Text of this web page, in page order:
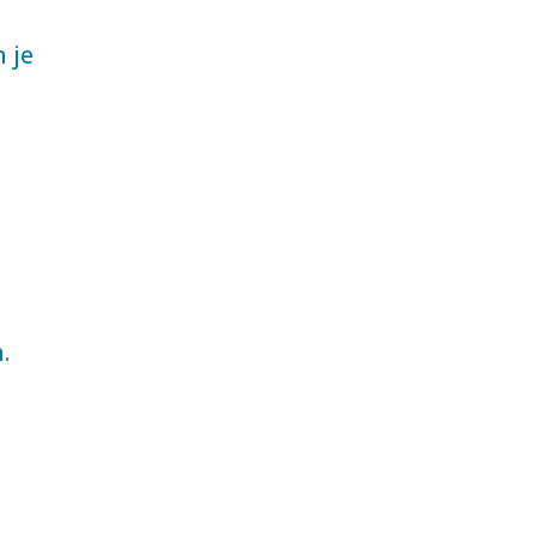
je